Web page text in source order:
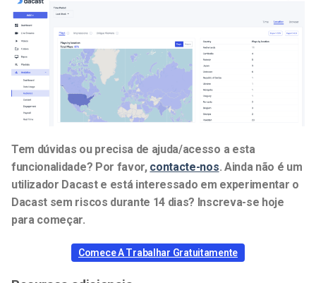
Tem dúvidas ou precisa de ajuda/acesso a esta
funcionalidade? Por favor, contacte-nos. Ainda não é um
utilizador Dacast e está interessado em experimentar o
Dacast sem riscos durante 14 dias? Inscreva-se hoje
para começar.
Comece A Trabalhar Gratuitamente